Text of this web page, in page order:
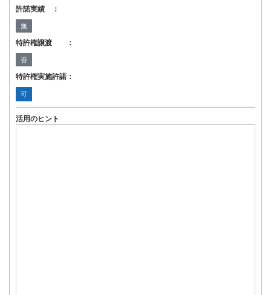
許諾実績 ：
無
特許権譲渡 ：
否
特許権実施許諾：
可
活用のヒント